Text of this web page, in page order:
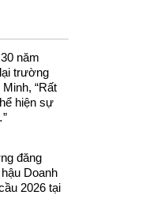
năm
trường
“Rất
hiện sự
đăng
Doanh
2026 tại